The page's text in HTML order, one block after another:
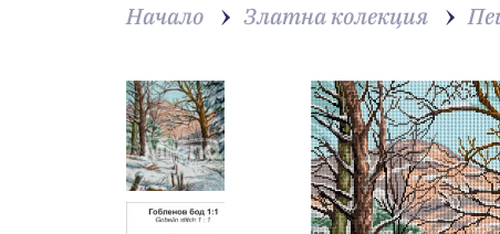
Начало Златна колекция